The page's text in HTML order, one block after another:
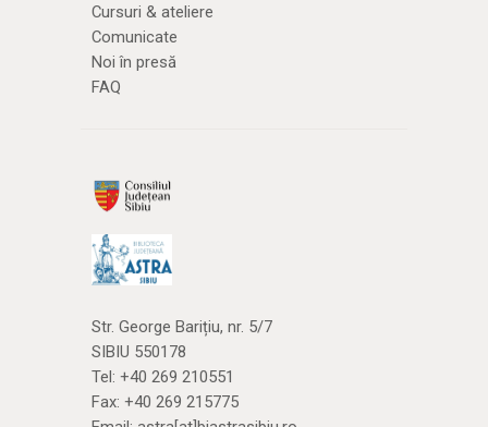
Cursuri & ateliere
Comunicate
Noi în presă
FAQ
Str. George Barițiu, nr. 5/7
SIBIU 550178
Tel: +40 269 210551
Fax: +40 269 215775